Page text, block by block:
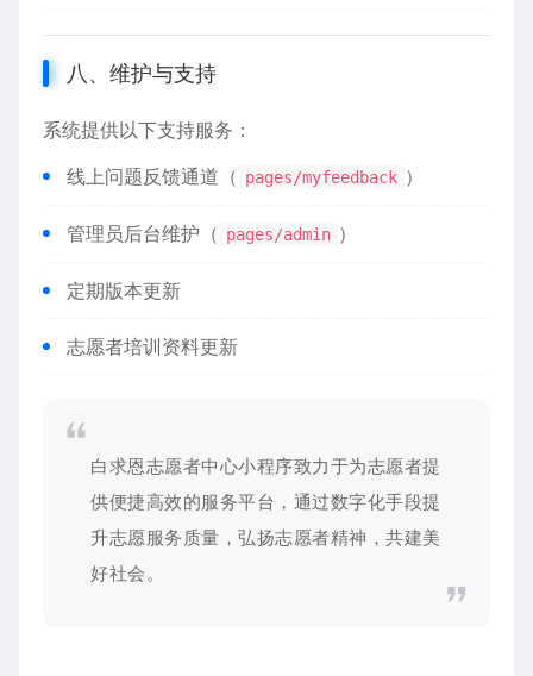
八、维护与支持
系统提供以下支持服务：
线上问题反馈通道（ pages/myfeedback ）
管理员后台维护（ pages/admin ）
定期版本更新
志愿者培训资料更新
白求恩志愿者中心小程序致力于为志愿者提
供便捷高效的服务平台，通过数字化手段提
升志愿服务质量，弘扬志愿者精神，共建美
好社会。